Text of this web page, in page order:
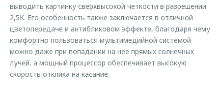
выводить картинку сверхвысокой четкости в разрешении
2,5K. Его особенность также заключается в отличной
цветопередаче и антибликовом эффекте, благодаря чему
комфортно пользоваться мультимедийной системой
можно даже при попадании на нее прямых солнечных
лучей, а мощный процессор обеспечивает высокую
скорость отклика на касание.